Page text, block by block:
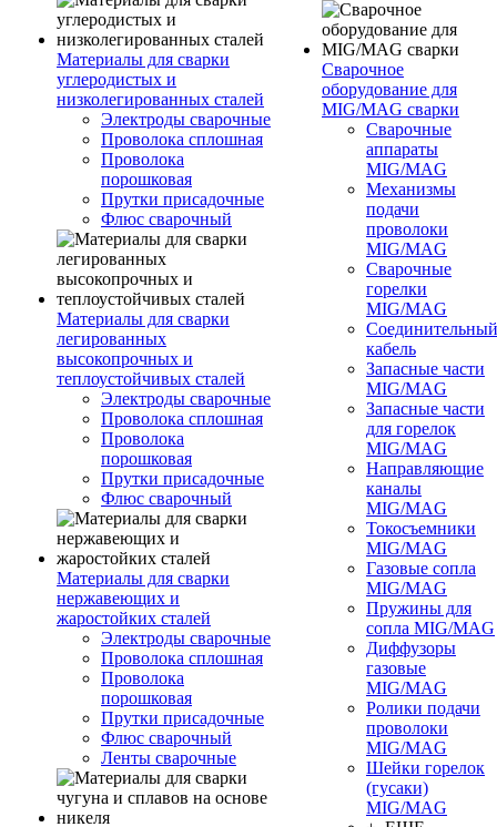
Материалы для сварки
углеродистых и
низколегированных сталей
Электроды сварочные
Проволока сплошная
Проволока
порошковая
Прутки присадочные
Флюс сварочный
Материалы для сварки
легированных
высокопрочных и
теплоустойчивых сталей
Электроды сварочные
Проволока сплошная
Проволока
порошковая
Прутки присадочные
Флюс сварочный
Материалы для сварки
нержавеющих и
жаростойких сталей
Электроды сварочные
Проволока сплошная
Проволока
порошковая
Прутки присадочные
Флюс сварочный
Ленты сварочные
Сварочное
оборудование для
MIG/MAG сварки
Сварочные
аппараты
MIG/MAG
Механизмы
подачи
проволоки
MIG/MAG
Сварочные
горелки
MIG/MAG
Соединительный
кабель
Запасные части
MIG/MAG
Запасные части
для горелок
MIG/MAG
Направляющие
каналы
MIG/MAG
Токосъемники
MIG/MAG
Газовые сопла
MIG/MAG
Пружины для
сопла MIG/MAG
Диффузоры
газовые
MIG/MAG
Ролики подачи
проволоки
MIG/MAG
Шейки горелок
(гусаки)
MIG/MAG